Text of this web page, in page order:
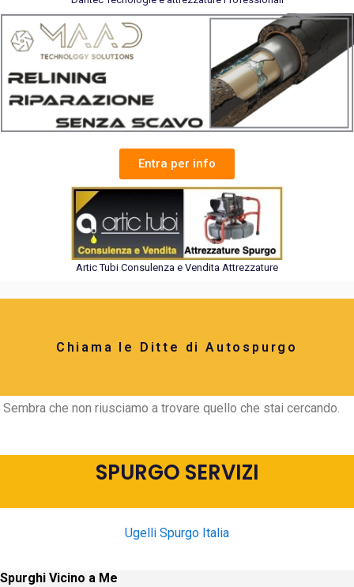
Entra per info
Artic Tubi Consulenza e Vendita Attrezzature
Chiama le Ditte di Autospurgo
Sembra che non riusciamo a trovare quello che stai cercando.
SPURGO SERVIZI
Ugelli Spurgo Italia
Spurghi Vicino a Me